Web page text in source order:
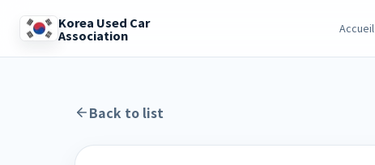
Korea Used Car
Association Accueil
Back to list